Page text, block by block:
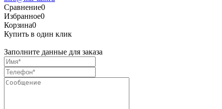
Сравнение0
Избранное0
Корзина0
Купить в один клик
Заполните данные для заказа